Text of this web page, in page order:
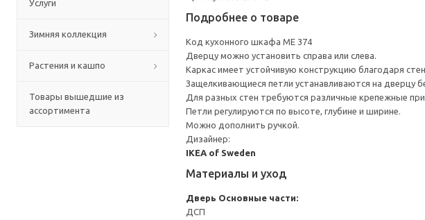
Услуги
Зимняя коллекция
Растения и кашпо
Товары вышедшие из
ассортимента
Подробнее о товаре
Код кухонного шкафа ME 374
Дверцу можно установить справа или слева.
Каркас имеет устойчивую конструкцию благодаря
Защелкивающиеся петли устанавливаются на дверцу
Для разных стен требуются различные крепежные
Петли регулируются по высоте, глубине и ширине.
Можно дополнить ручкой.
Дизайнер:
IKEA of Sweden
Материалы и уход
Дверь Основные части:
ДСП